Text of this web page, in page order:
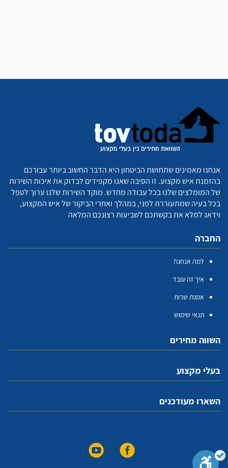
אנחנו מאמינים שתחושת הביטחון היא הדבר החשוב ביותר עבורכם
בהזמנת איש מקצוע. זו הסיבה שאנו מקפידים לבדוק את איכות השירות
של המומלצים שלנו בכל עבודה מחדש. מוקד השירות שלנו ערוך לטפל
בכל בעיה שמתעוררת לפני, במהלך ואחרי הביקור של איש המקצוע,
וידאג למלא את בקשתכם לשביעות רצונכם המלאה
החברה
למה אנחנו?
איך זה עובד
אמנת שרות
תנאי שימוש
השווה מחירים
בעלי מקצוע
השארו מעודכנים